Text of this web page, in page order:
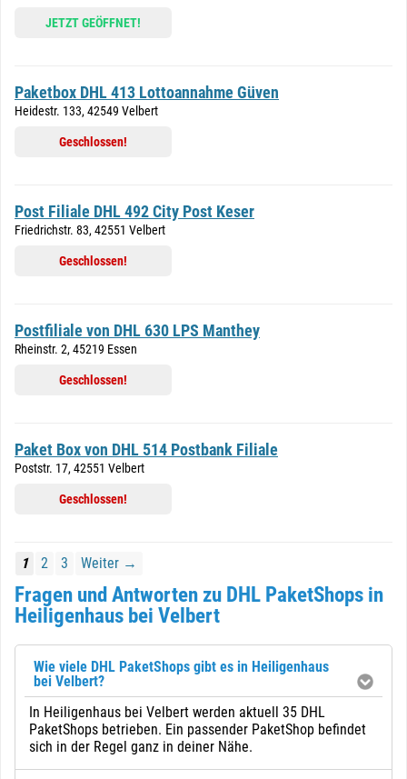
JETZT GEÖFFNET!
Paketbox DHL 413 Lottoannahme Güven
Heidestr. 133, 42549 Velbert
Geschlossen!
Post Filiale DHL 492 City Post Keser
Friedrichstr. 83, 42551 Velbert
Geschlossen!
Postfiliale von DHL 630 LPS Manthey
Rheinstr. 2, 45219 Essen
Geschlossen!
Paket Box von DHL 514 Postbank Filiale
Poststr. 17, 42551 Velbert
Geschlossen!
1 2 3 Weiter →
Fragen und Antworten zu DHL PaketShops in
Heiligenhaus bei Velbert
Wie viele DHL PaketShops gibt es in Heiligenhaus
bei Velbert?
In Heiligenhaus bei Velbert werden aktuell 35 DHL
PaketShops betrieben. Ein passender PaketShop befindet
sich in der Regel ganz in deiner Nähe.